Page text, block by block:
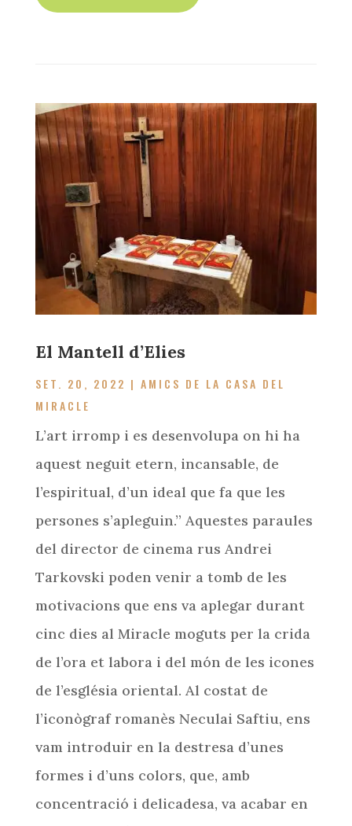
El Mantell d’Elies
SET. 20, 2022 | AMICS DE LA CASA DEL
MIRACLE
L’art irromp i es desenvolupa on hi ha
aquest neguit etern, incansable, de
l’espiritual, d’un ideal que fa que les
persones s’apleguin.” Aquestes paraules
del director de cinema rus Andrei
Tarkovski poden venir a tomb de les
motivacions que ens va aplegar durant
cinc dies al Miracle moguts per la crida
de l’ora et labora i del món de les icones
de l’església oriental. Al costat de
l’iconògraf romanès Neculai Saftiu, ens
vam introduir en la destresa d’unes
formes i d’uns colors, que, amb
concentració i delicadesa, va acabar en